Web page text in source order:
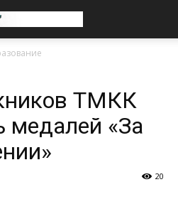
ТМКК
медалей «За
20